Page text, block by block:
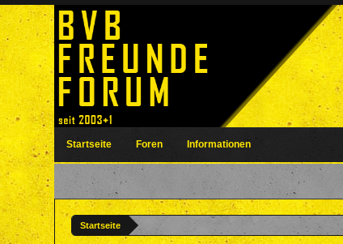
Startseite
Startseite Foren Informationen